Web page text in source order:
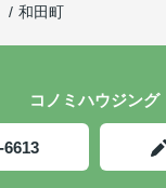
和田町
コノミハウジング
6613